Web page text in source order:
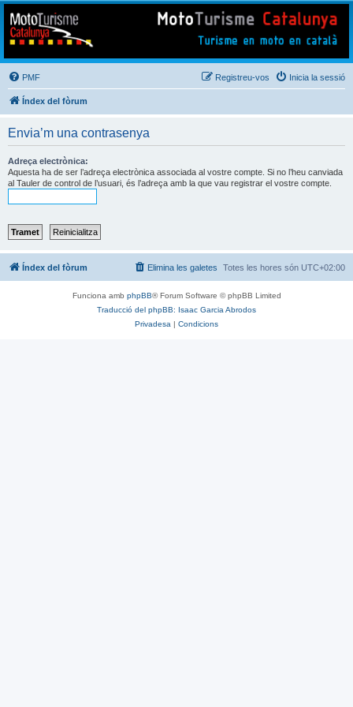
Mototurisme
Turisme en moto en català
PMF Inicia la sessió
Registreu-vos
Índex del fòrum
Envia’m una contrasenya
Adreça electrònica:
Aquesta ha de ser l’adreça electrònica associada al vostre compte. Si no l’heu canviada
al Tauler de control de l’usuari, és l’adreça amb la que vau registrar el vostre compte.
Índex del fòrum Totes les hores són UTC+02:00
Elimina les galetes
Funciona amb phpBB® Forum Software © phpBB Limited
Traducció del phpBB: Isaac Garcia Abrodos
Privadesa | Condicions